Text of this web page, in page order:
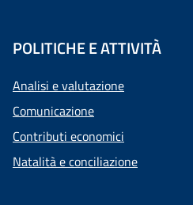
POLITICHE E ATTIVITÀ
Analisi e valutazione
Comunicazione
Contributi economici
Natalità e conciliazione